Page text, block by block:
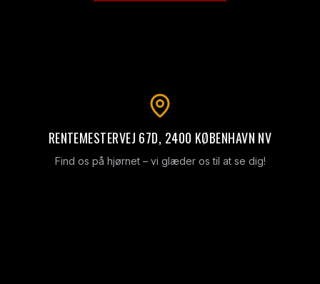
RENTEMESTERVEJ 67D, 2400 KØBENHAVN NV
Find os på hjørnet – vi glæder os til at se dig!